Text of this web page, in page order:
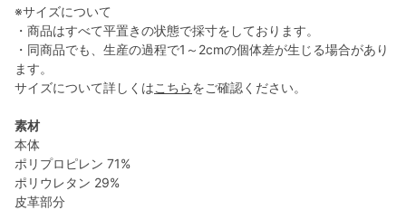
※サイズについて
・商品はすべて平置きの状態で採寸をしております。
・同商品でも、生産の過程で1～2cmの個体差が生じる場合があり
ます。
サイズについて詳しくはこちらをご確認ください。
素材
本体
ポリプロピレン 71%
ポリウレタン 29%
皮革部分